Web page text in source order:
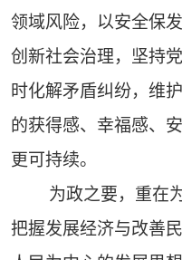
领域风险，以安全保
创新社会治理，坚持
时化解矛盾纠纷，维
的获得感、幸福感、
更可持续。
为政之要，重在
把握发展经济与改善